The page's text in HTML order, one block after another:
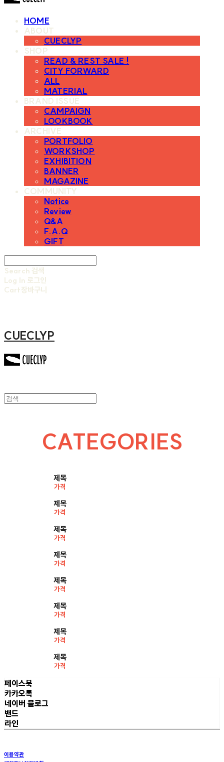
HOME
ABOUT
CUECLYP
SHOP
READ & REST SALE !
CITY FORWARD
ALL
MATERIAL
BRAND ISSUE
CAMPAIGN
LOOKBOOK
ARCHIVE
PORTFOLIO
WORKSHOP
EXHIBITION
BANNER
MAGAZINE
COMMUNITY
Notice
Review
Q&A
F.A.Q
GIFT
Search 검색
Log In 로그인
Cart장바구니
CUECLYP
CATEGORIES
제목
가격
제목
가격
제목
가격
제목
가격
제목
가격
제목
가격
제목
가격
제목
가격
페이스북
카카오톡
네이버 블로그
밴드
라인
이용약관